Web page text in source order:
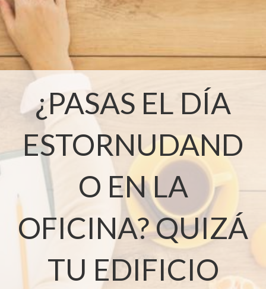
¿PASAS EL DÍA
ESTORNUDAND
O EN LA
OFICINA? QUIZÁ
TU EDIFICIO